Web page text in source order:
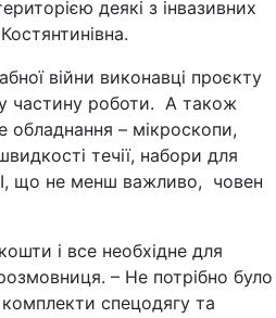
деякі з інвазивних
війни виконавці проєкту
частину роботи. А також
обладнання – мікроскопи,
течії, набори для
І, що не менш важливо, човен
і все необхідне для
– Не потрібно було
спецодягу та